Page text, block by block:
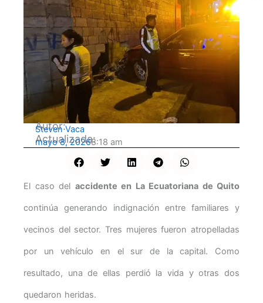
Autor:
Steven Vaca
Actualizada:
mayo 8, 20268:18 am
El caso del accidente en La Ecuatoriana de Quito
continúa generando indignación entre familiares y
vecinos del sector. Tres mujeres fueron atropelladas
por un vehículo en el sur de la capital. Como
resultado, una de ellas perdió la vida y otras dos
quedaron heridas.